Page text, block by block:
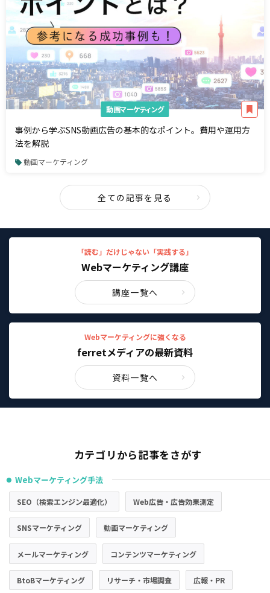
動画マーケティング
事例から学ぶSNS動画広告の基本的なポイント。費用や運用方
法を解説
動画マーケティング
全ての記事を見る
「読む」だけじゃない「実践する」
Webマーケティング講座
講座一覧へ
Webマーケティングに強くなる
ferretメディアの最新資料
資料一覧へ
カテゴリから記事をさがす
● Webマーケティング手法
SEO（検索エンジン最適化） Web広告・広告効果測定
SNSマーケティング 動画マーケティング
メールマーケティング コンテンツマーケティング
BtoBマーケティング リサーチ・市場調査 広報・PR